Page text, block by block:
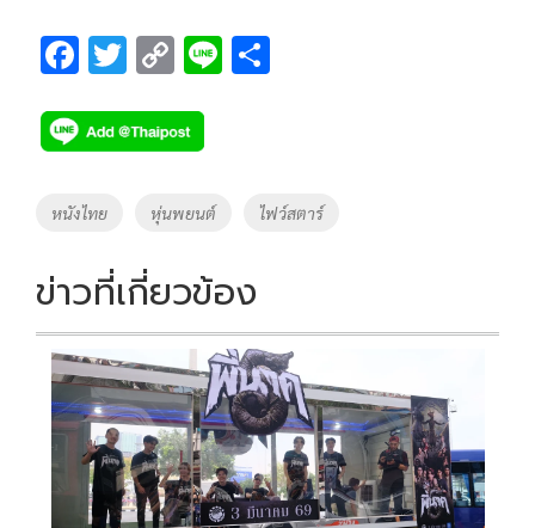
F
e
b
o
k
T
tt
er
C
p
y
Li
k
Li
Tags
หนังไทย หุ่นพยนต์ ไฟว์สตาร์
ข่าวที่เกี่ยวข้อง